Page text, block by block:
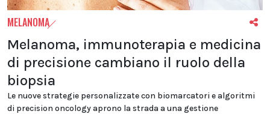
MELANOMA
Melanoma, immunoterapia e medicina
di precisione cambiano il ruolo della
biopsia
Le nuove strategie personalizzate con biomarcatori e algoritmi
di precision oncology aprono la strada a una gestione